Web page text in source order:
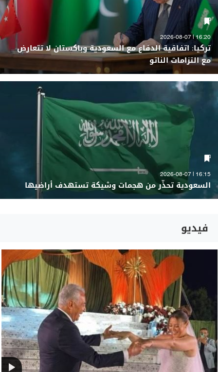
16:20 | 2026-08-07
تركيا: اتفاقية الدفاع مع السعودية وباكستان لا تتعارض
مع التزامات الناتو
16:15 | 2026-08-07
السعودية تحذّر من هجمات وشيكة تستهدف أراضيها
فيديو